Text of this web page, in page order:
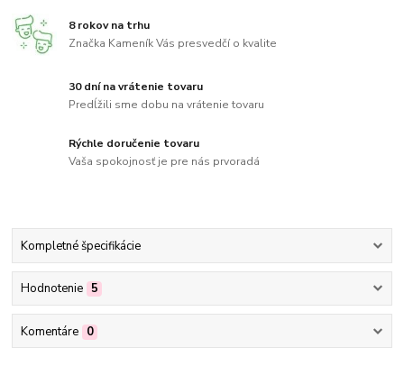
8 rokov na trhu
Značka Kameník Vás presvedčí o kvalite
30 dní na vrátenie tovaru
Predĺžili sme dobu na vrátenie tovaru
Rýchle doručenie tovaru
Vaša spokojnosť je pre nás prvoradá
Kompletné špecifikácie
Hodnotenie 5
Komentáre 0